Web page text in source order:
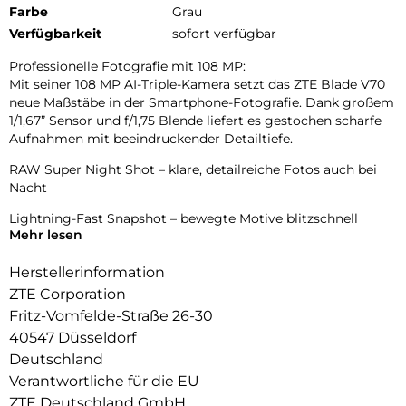
Farbe
Grau
Verfügbarkeit
sofort verfügbar
Professionelle Fotografie mit 108 MP:
Mit seiner 108 MP AI-Triple-Kamera setzt das ZTE Blade V70
neue Maßstäbe in der Smartphone-Fotografie. Dank großem
1/1,67” Sensor und f/1,75 Blende liefert es gestochen scharfe
Aufnahmen mit beeindruckender Detailtiefe.
RAW Super Night Shot – klare, detailreiche Fotos auch bei
Nacht
Lightning-Fast Snapshot – bewegte Motive blitzschnell
einfangen
AI Magic Photos – smarte Funktionen wie Magic Editor,
Magic Eraser, Portrait Light oder Magic Lens (OCR) bringen
Kreativität und Ordnung in deine Fotogalerie
16 MP Frontkamera – für natürliche, ausdrucksstarke Selfies
Großes, helles Display:
Das 6,7 Zoll HD+ Display mit 91 % Screen-to-Body Ratio
sorgt für ein fast randloses, immersives Erlebnis.
Mehr lesen
Herstellerinformation
ZTE Corporation
Fritz-Vomfelde-Straße 26-30
40547 Düsseldorf
Deutschland
Verantwortliche für die EU